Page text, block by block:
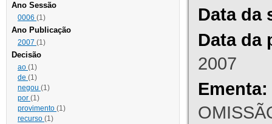
Ano Sessão
0006 (1)
Ano Publicação
2007 (1)
Decisão
ao (1)
de (1)
negou (1)
por (1)
provimento (1)
recurso (1)
Data da
Data da
2007
Ementa: